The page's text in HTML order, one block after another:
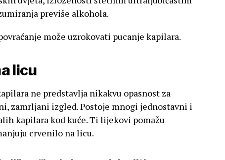
previše alkohola.
može uzrokovati pucanje kapilara.
licu
ne predstavlja nikakvu opasnost za
zamrljani izgled. Postoje mnogi jednostavni i
kapilara kod kuće. Ti lijekovi pomažu
crvenilo na licu.